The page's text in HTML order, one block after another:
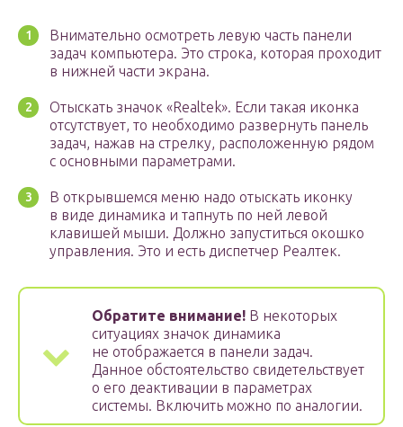
Внимательно осмотреть левую часть панели
задач компьютера. Это строка, которая проходит
в нижней части экрана.
Отыскать значок «Realtek». Если такая иконка
отсутствует, то необходимо развернуть панель
задач, нажав на стрелку, расположенную рядом
с основными параметрами.
В открывшемся меню надо отыскать иконку
в виде динамика и тапнуть по ней левой
клавишей мыши. Должно запуститься окошко
управления. Это и есть диспетчер Реалтек.
Обратите внимание! В некоторых
ситуациях значок динамика
не отображается в панели задач.
Данное обстоятельство свидетельствует
о его деактивации в параметрах
системы. Включить можно по аналогии.